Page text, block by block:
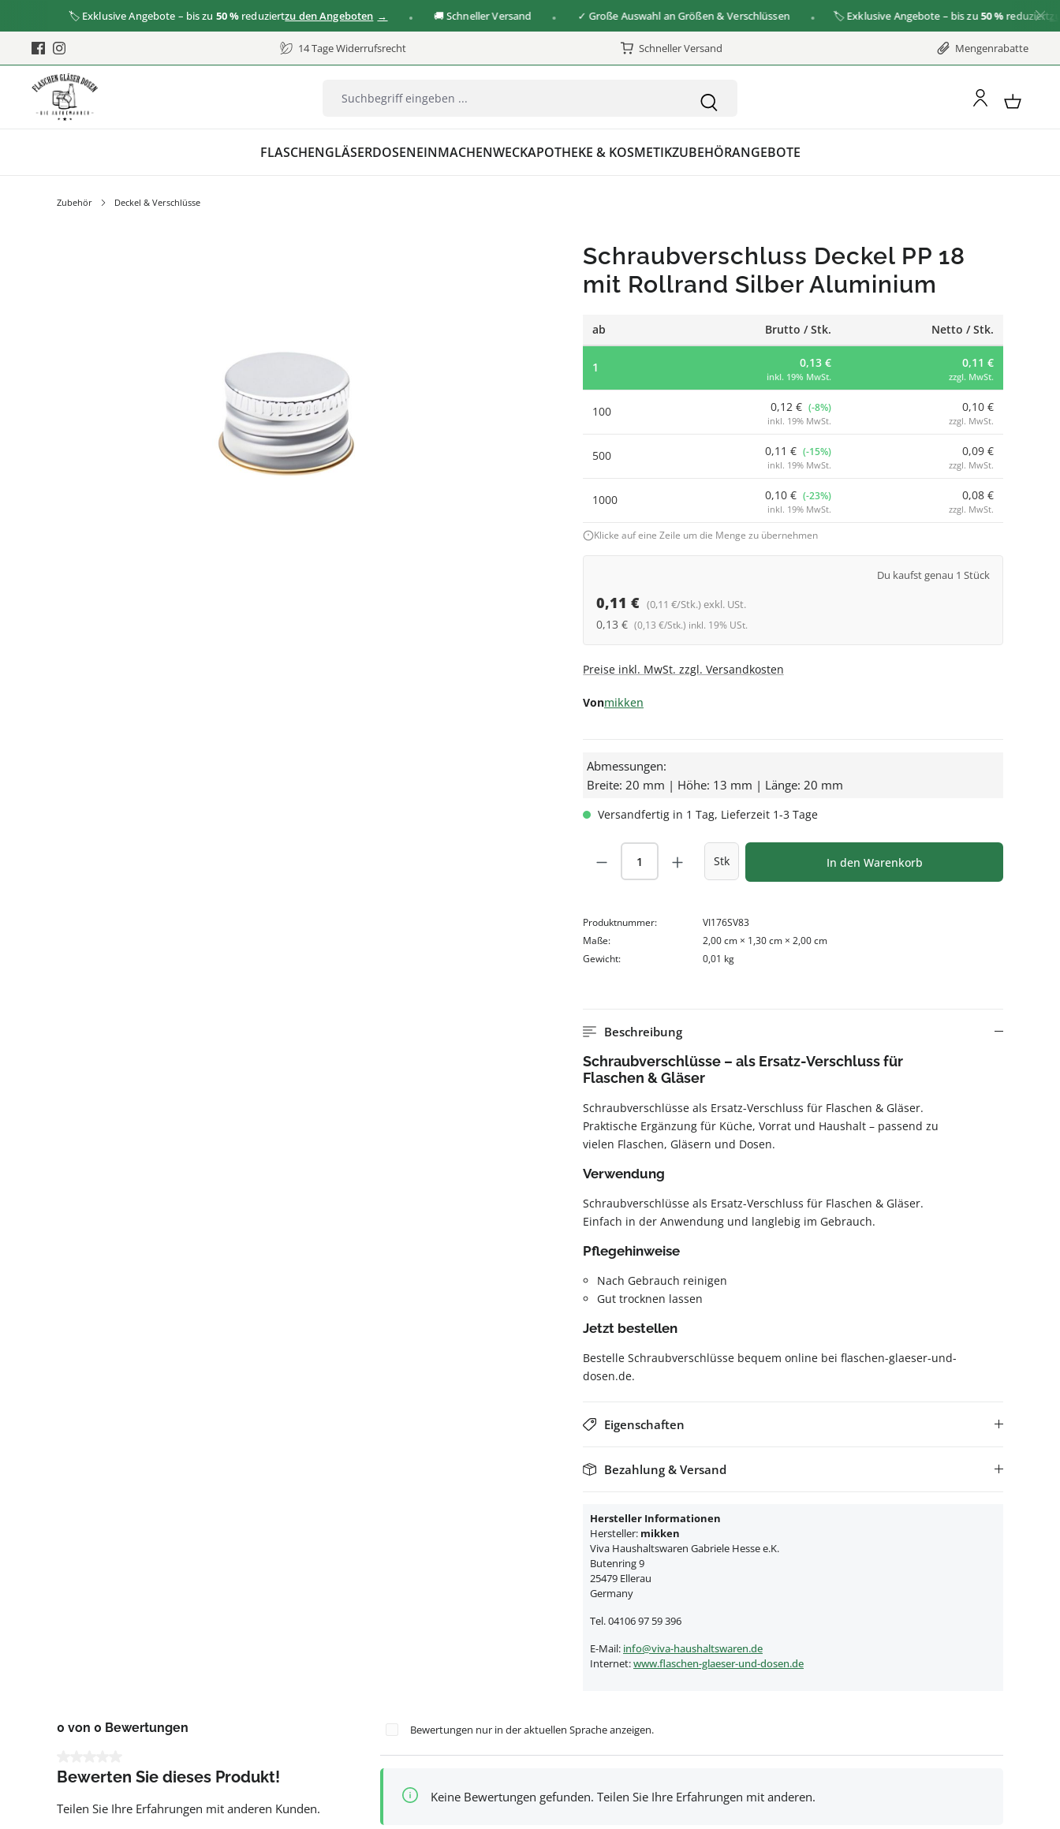
🏷️ Exklusive Angebote – bis zu50 % reduziertzu den Angeboten 🚚 Schneller Versand ✓ Große Auswahl an Größen & Verschlüssen 🏷️ Exklusive Angebote – bis zu50 % reduziertzu
14 Tage Widerrufsrecht Schneller Versand Mengenrabatte
FLASCHENGLÄSERDOSENEINMACHENWECKAPOTHEKE & KOSMETIKZUBEHÖRANGEBOTE
Zubehör Deckel & Verschlüsse
Schraubverschluss Deckel PP 18
mit Rollrand Silber Aluminium
ab Brutto / Stk. Netto / Stk.
1 0,13 €
inkl. 19% MwSt.
0,11 €
zzgl. MwSt.
100 0,12 € (-8%)
inkl. 19% MwSt.
0,10 €
zzgl. MwSt.
500 0,11 € (-15%)
inkl. 19% MwSt.
0,09 €
zzgl. MwSt.
1000 0,10 € (-23%)
inkl. 19% MwSt.
0,08 €
zzgl. MwSt.
Klicke auf eine Zeile um die Menge zu übernehmen
Du kaufst genau 1 Stück
0,11 € (0,11 €/Stk.) exkl. USt.
0,13 € (0,13 €/Stk.) inkl. 19% USt.
Preise inkl. MwSt. zzgl. Versandkosten
Vonmikken
Abmessungen:
Breite: 20 mm | Höhe: 13 mm | Länge: 20 mm
Versandfertig in 1 Tag, Lieferzeit 1-3 Tage
Produkt Anzahl: Gib den gewünschten Wert ein
Stk In den Warenkorb
Produktnummer:
VI176SV83
Maße:
2,00 cm × 1,30 cm × 2,00 cm
Gewicht:
0,01 kg
Beschreibung
Schraubverschlüsse – als Ersatz-Verschluss für
Flaschen & Gläser
Schraubverschlüsse als Ersatz-Verschluss für Flaschen & Gläser.
Praktische Ergänzung für Küche, Vorrat und Haushalt – passend zu
vielen Flaschen, Gläsern und Dosen.
Verwendung
Schraubverschlüsse als Ersatz-Verschluss für Flaschen & Gläser.
Einfach in der Anwendung und langlebig im Gebrauch.
Pflegehinweise
Nach Gebrauch reinigen
Gut trocknen lassen
Jetzt bestellen
Bestelle Schraubverschlüsse bequem online bei flaschen-glaeser-und-
dosen.de.
Eigenschaften
Bezahlung & Versand
Hersteller Informationen
Hersteller: mikken
Viva Haushaltswaren Gabriele Hesse e.K.
Butenring 9
25479 Ellerau
Germany
Tel. 04106 97 59 396
E-Mail: info@viva-haushaltswaren.de
Internet:www.flaschen-glaeser-und-dosen.de
0 von 0 Bewertungen
Bewerten Sie dieses Produkt!
Teilen Sie Ihre Erfahrungen mit anderen Kunden.
Bewertungen nur in der aktuellen Sprache anzeigen.
Keine Bewertungen gefunden. Teilen Sie Ihre Erfahrungen mit anderen.